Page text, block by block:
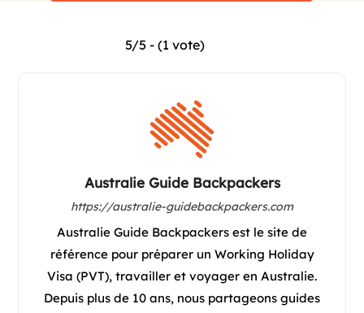
5/5 - (1 vote)
Australie Guide Backpackers
https://australie-guidebackpackers.com
Australie Guide Backpackers est le site de
référence pour préparer un Working Holiday
Visa (PVT), travailler et voyager en Australie.
Depuis plus de 10 ans, nous partageons guides